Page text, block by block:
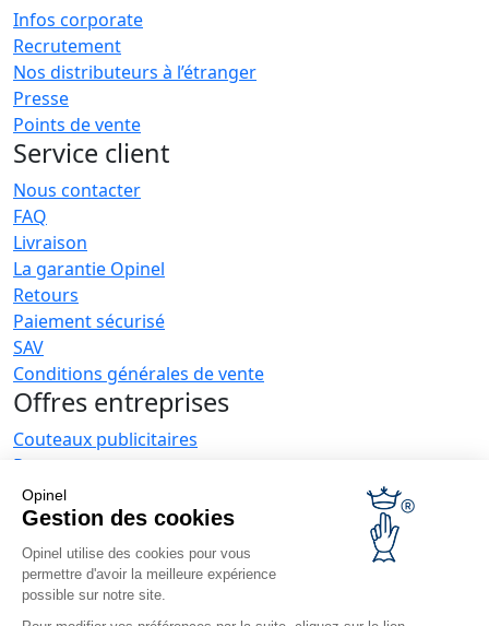
Opinel
Gestion des cookies
Opinel utilise des cookies pour vous
permettre d'avoir la meilleure expérience
possible sur notre site.
Infos corporate
Recrutement
Nos distributeurs à l’étranger
Presse
Points de vente
Service client
Nous contacter
FAQ
Livraison
La garantie Opinel
Retours
Paiement sécurisé
SAV
Conditions générales de vente
Offres entreprises
Couteaux publicitaires
Restaurateurs
Opinel News
Recevoir les actualités
Retrouvez-nous